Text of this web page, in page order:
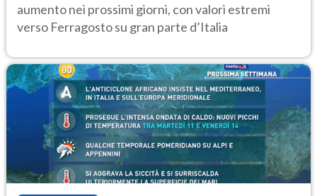
aumento nei prossimi giorni, con valori estremi
verso Ferragosto su gran parte d’Italia